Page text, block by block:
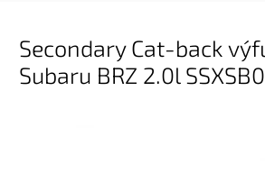
Secondary Cat-back
Subaru BRZ 2.0l